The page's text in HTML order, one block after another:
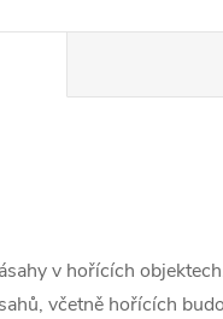
v hořících
včetně hořících